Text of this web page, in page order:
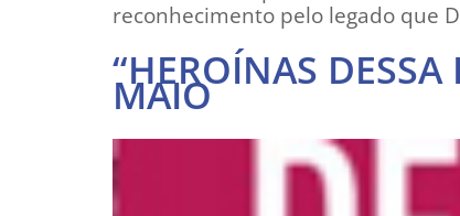
reconhecimento pelo legado que
“HEROÍNAS
MAIO